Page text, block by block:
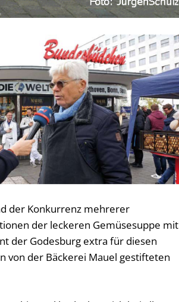
der Konkurrenz mehrerer
der leckeren Gemüsesuppe mit
der Godesburg extra für diesen
von der Bäckerei Mauel gestifteten